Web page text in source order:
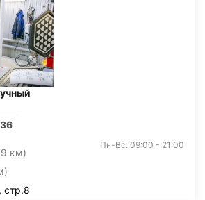
км)
Пн-Вс: 09:00 - 21:00
стр.8